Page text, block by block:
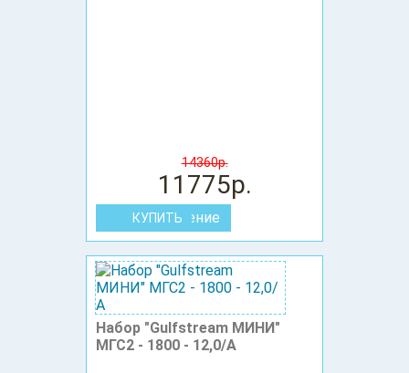
14360р.
11775р.
В сравнение
Набор "Gulfstream МИНИ"
МГС2 - 1800 - 12,0/А